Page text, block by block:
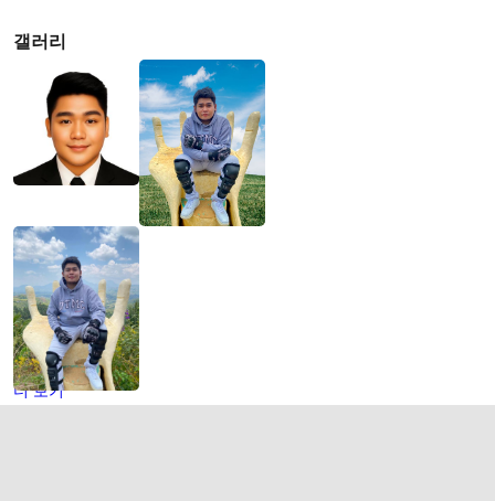
갤러리
더 보기